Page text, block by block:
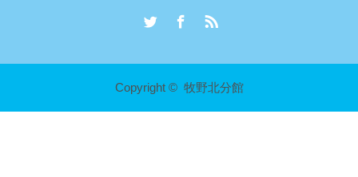
Copyright © 牧野北分館